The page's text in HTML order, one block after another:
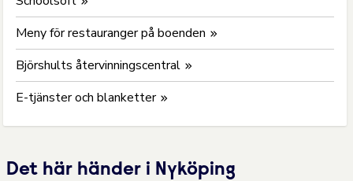
Meny för restauranger på boenden
Björshults återvinningscentral
E-tjänster och blanketter
Det här händer i Nyköping